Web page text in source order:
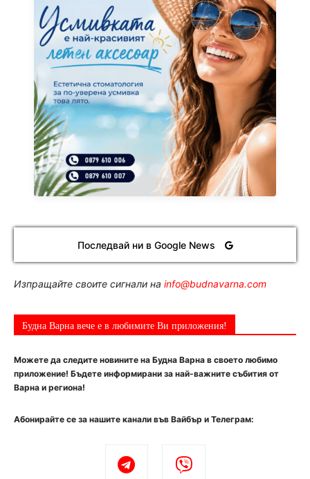
Последвай ни в Google News
Изпращайте своите сигнали на info@budnavarna.com
Будна Варна вече е в любимите Ви приложения!
Можете да следите новините на Будна Варна в своето любимо
приложение! Бъдете информирани за най-важните събития от
Варна и региона!
Абонирайте се за нашите канали във Вайбър и Телеграм: